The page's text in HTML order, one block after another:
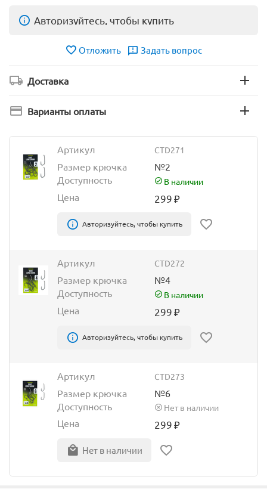
Авторизуйтесь, чтобы купить
Отложить Задать вопрос
Доставка
Варианты оплаты
Артикул CTD271
Размер крючка
№2
Доступность
В наличии
Цена 299₽
Авторизуйтесь, чтобы купить
Артикул CTD272
Размер крючка
№4
Доступность
В наличии
Цена 299₽
Авторизуйтесь, чтобы купить
Артикул CTD273
Размер крючка
№6
Доступность
Нет в наличии
Цена 299₽
Нет в наличии